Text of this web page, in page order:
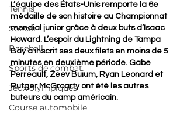
Tennis
Soccer
Baseball
Sports de combat
Jeux olympiques
Course automobile
L’équipe des États-Unis remporte la 6e
médaille de son histoire au Championnat
mondial junior grâce à deux buts d’Isaac
Howard. L’espoir du Lightning de Tampa
Bay a inscrit ses deux filets en moins de 5
minutes en deuxième période. Gabe
Perreault, Zeev Buium, Ryan Leonard et
Rutger McGroarty ont été les autres
buteurs du camp américain.